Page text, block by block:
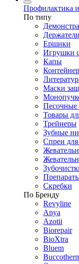
Профилактика
По типу
Ершики
Игрушки
Капы
Маски
Песочные
Товары
Трейнеры
Зубные
Спреи для
Скребки
По Бренду
Revyline
Anya
Azotii
Biorepair
BioXtra
Bluem